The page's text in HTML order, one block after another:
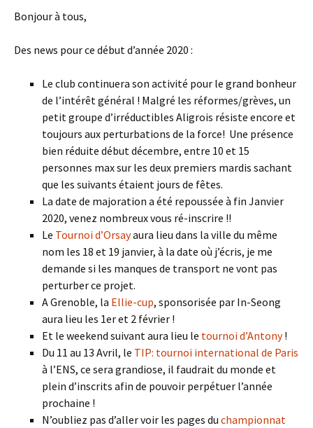
Bonjour à tous,
Des news pour ce début d’année 2020 :
Le club continuera son activité pour le grand bonheur
de l’intérêt général ! Malgré les réformes/grèves, un
petit groupe d’irréductibles Aligrois résiste encore et
toujours aux perturbations de la force! Une présence
bien réduite début décembre, entre 10 et 15
personnes max sur les deux premiers mardis sachant
que les suivants étaient jours de fêtes.
La date de majoration a été repoussée à fin Janvier
2020, venez nombreux vous ré-inscrire !!
Le Tournoi d’Orsayaura lieu dans la ville du même
nom les 18 et 19 janvier, à la date où j’écris, je me
demande si les manques de transport ne vont pas
perturber ce projet.
A Grenoble, la Ellie-cup, sponsorisée par In-Seong
aura lieu les 1er et 2 février !
Et le weekend suivant aura lieu le tournoi d’Antony!
Du 11 au 13 Avril, le TIP: tournoi international de Paris
à l’ENS, ce sera grandiose, il faudrait du monde et
plein d’inscrits afin de pouvoir perpétuer l’année
prochaine !
N’oubliez pas d’aller voir les pages du championnat